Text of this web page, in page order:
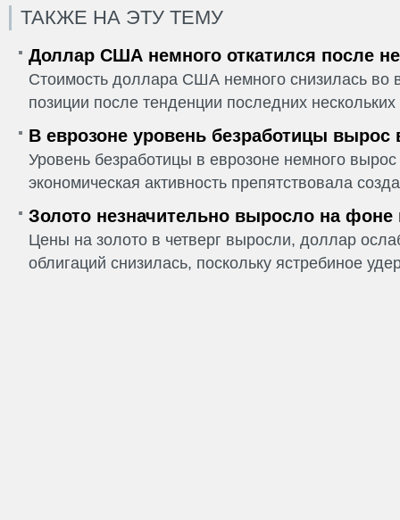
ТАКЖЕ НА ЭТУ ТЕМУ
Доллар США немного откатился после
Стоимость доллара США немного снизилась во
позиции после тенденции последних
В еврозоне уровень безработицы вырос
Уровень безработицы в еврозоне немного
экономическая активность препятствовала
Золото незначительно выросло на фоне
Цены на золото в четверг выросли, доллар
облигаций снизилась, поскольку ястребиное